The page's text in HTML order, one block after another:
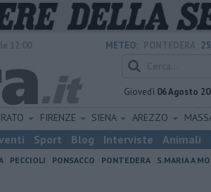
METEO:
Giovedì 06 Agosto
FIRENZE SIENA AREZZO
Sport Blog Interviste Animali
PECCIOLI PONSACCO PONTEDERA S.MARIA A